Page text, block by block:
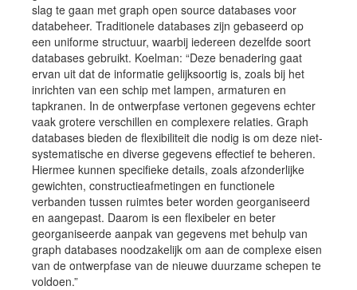
slag te gaan met graph open source databases voor
databeheer. Traditionele databases zijn gebaseerd op
een uniforme structuur, waarbij iedereen dezelfde soort
databases gebruikt. Koelman: “Deze benadering gaat
ervan uit dat de informatie gelijksoortig is, zoals bij het
inrichten van een schip met lampen, armaturen en
tapkranen. In de ontwerpfase vertonen gegevens echter
vaak grotere verschillen en complexere relaties. Graph
databases bieden de flexibiliteit die nodig is om deze niet-
systematische en diverse gegevens effectief te beheren.
Hiermee kunnen specifieke details, zoals afzonderlijke
gewichten, constructieafmetingen en functionele
verbanden tussen ruimtes beter worden georganiseerd
en aangepast. Daarom is een flexibeler en beter
georganiseerde aanpak van gegevens met behulp van
graph databases noodzakelijk om aan de complexe eisen
van de ontwerpfase van de nieuwe duurzame schepen te
voldoen.”